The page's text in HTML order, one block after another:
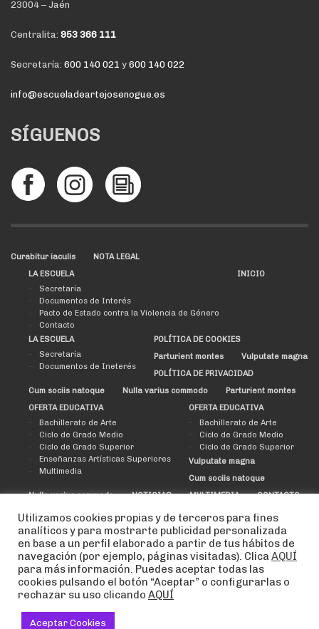
23004 – Jaén
Centralita: 953 366 111
Secretaría: 600 140 021 y 600 140 022
info@escueladeartejosenogue.es
SÍGUENOS
Curabitur iaculis
NOTA LEGAL
LA ESCUELA
Secretaría
Documentos de Interés
Pacto de Estado contra la Violencia de Género
Contacto
INICIO
LA ESCUELA
Secretaría
Documentos de Ineterés
POLÍTICA DE COOKIES
Parturient montes
Vulputate magna
POLÍTICA DE PRIVACIDAD
Cum sociis natoque
Nulla varius commodo
Parturient montes
OFERTA EDUCATIVA
Bachillerato de Arte
Ciclo de Grado Medio
Ciclo de Grado Superior
Enseñanzas Artísticas Superiores
Multimedia
OFERTA EDUCATIVA
Bachillerato de Arte
Ciclo de Grado Medio
Ciclo de Grado Superior
Vulputate magna
Cum sociis natoque
Nulla varius commodo
NOTICIAS MULTIMEDIA
CONTACTO
ERASMUS+
ERASMUS+
MOVILIDAD DE ESTUDIANTES
MOVILIDAD DE PROFESORADO Y PAS
INCOMING
Solicitud de asociado/a
BOLSA DE TRABAJO
NOTICIAS
CALIDAD
SISTEMAS DE CALIDAD
2020 ©, bydeditec.es
Utilizamos cookies propias y de terceros para fines
analíticos y para mostrarte publicidad personalizada
en base a un perfil elaborado a partir de tus hábitos de
navegación (por ejemplo, páginas visitadas). ClicaAQUÍ
para más información. Puedes aceptar todas las
cookies pulsando el botón “Aceptar” o configurarlas o
rechazar su uso clicando AQUÍ
Aceptar Cookies